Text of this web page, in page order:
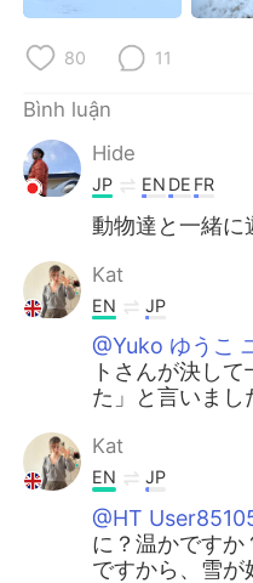
80 11
Bình luận
Hide
JP EN DE FR
動物達と一緒に
Kat
EN JP
@Yuko ゆうこ
トさんが決し
た」と言いまし
Kat
EN JP
@HT
に？温かですか
ですから、雪が